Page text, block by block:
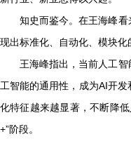
知史而鉴今。在王海峰
现出标准化、自动化、模块
王海峰指出，当前人工
工智能的通用性，成为AI开发
化特征越来越显著，不断降
+”阶段。